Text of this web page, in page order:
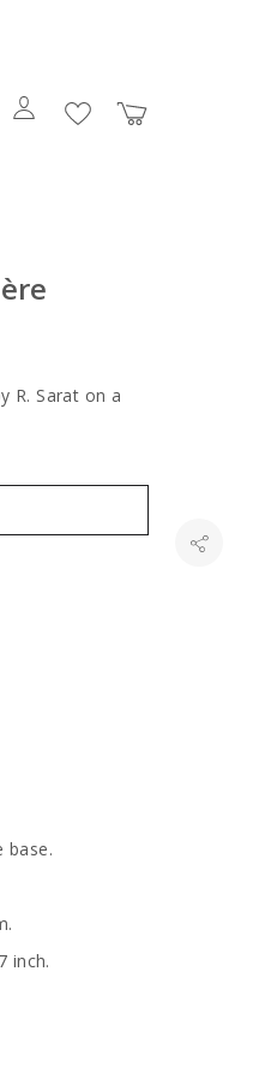
R. Sarat on a
base.
inch.